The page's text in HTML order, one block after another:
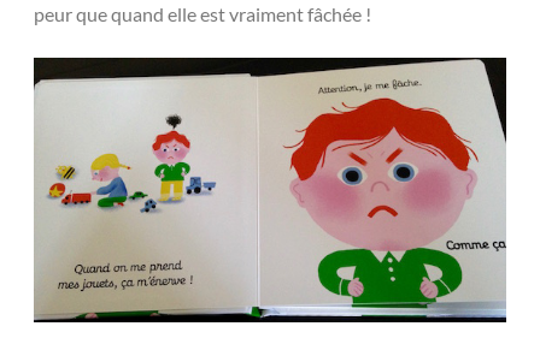
peur que quand elle est vraiment fâchée !